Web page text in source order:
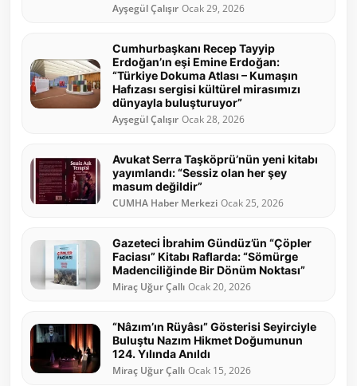
Ayşegül Çalışır Ocak 29, 2026
Cumhurbaşkanı Recep Tayyip
Erdoğan’ın eşi Emine Erdoğan:
“Türkiye Dokuma Atlası – Kumaşın
Hafızası sergisi kültürel mirasımızı
dünyayla buluşturuyor”
Ayşegül Çalışır Ocak 28, 2026
Avukat Serra Taşköprü’nün yeni kitabı
yayımlandı: “Sessiz olan her şey
masum değildir”
CUMHA Haber Merkezi Ocak 25, 2026
Gazeteci İbrahim Gündüz’ün “Çöpler
Faciası” Kitabı Raflarda: “Sömürge
Madenciliğinde Bir Dönüm Noktası”
Miraç Uğur Çallı Ocak 20, 2026
“Nâzım’ın Rüyâsı” Gösterisi Seyirciyle
Buluştu Nazım Hikmet Doğumunun
124. Yılında Anıldı
Miraç Uğur Çallı Ocak 15, 2026